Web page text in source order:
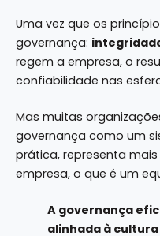
Uma vez que os
governança:
regem a empresa, o
confiabilidade nas
Mas muitas
governança como um
prática, representa mais
empresa, o que é um
A governança
alinhada à